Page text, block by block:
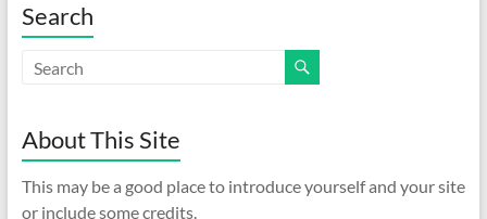
Search
About This Site
This may be a good place to introduce yourself and your site
or include some credits.